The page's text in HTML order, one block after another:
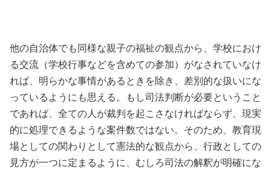
他の自治体でも同様な親子の福祉の観点から、学校におけ
る交流（学校行事などを含めての参加）がなされていなけ
れば、明らかな事情があるときを除き、差別的な扱いにな
っているようにも思える。もし司法判断が必要ということ
であれば、全ての人が裁判を起こさなければならず、現実
的に処理できるような案件数ではない。そのため、教育現
場としての関わりとして憲法的な観点から、行政としての
見方が一つに定まるように、むしろ司法の解釈が明確にな